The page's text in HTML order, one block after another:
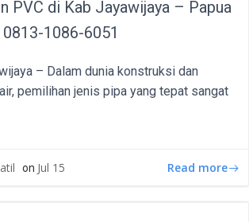
PVC di Kab Jayawijaya – Papua
0813-1086-6051
– Dalam dunia konstruksi dan
pemilihan jenis pipa yang tepat sangat
on Jul 15 Read more